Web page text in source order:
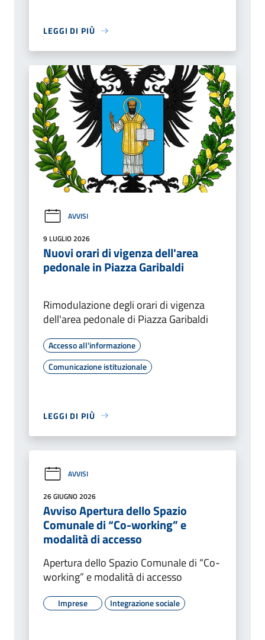
LEGGI DI PIÙ
AVVISI
9 LUGLIO 2026
Nuovi orari di vigenza dell'area
pedonale in Piazza Garibaldi
Rimodulazione degli orari di vigenza
dell'area pedonale di Piazza Garibaldi
Accesso all'informazione
Comunicazione istituzionale
LEGGI DI PIÙ
AVVISI
26 GIUGNO 2026
Avviso Apertura dello Spazio
Comunale di “Co-working” e
modalità di accesso
Apertura dello Spazio Comunale di “Co-
working” e modalità di accesso
Imprese Integrazione sociale